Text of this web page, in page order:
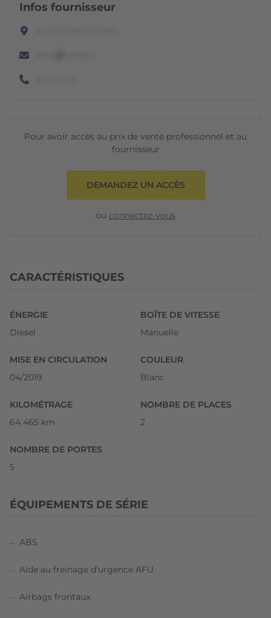
Infos fournisseur
Pour avoir accès au prix de vente professionnel et au
fournisseur
DEMANDEZ UN ACCÈS
ou connectez-vous
CARACTÉRISTIQUES
ÉNERGIE
Diesel
BOÎTE DE VITESSE
Manuelle
MISE EN CIRCULATION
04/2019
COULEUR
Blanc
KILOMÉTRAGE
64 465 km
NOMBRE DE PLACES
2
NOMBRE DE PORTES
5
ÉQUIPEMENTS DE SÉRIE
ABS
Aide au freinage d'urgence AFU
Airbags frontaux